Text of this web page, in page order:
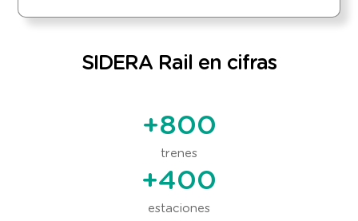
SIDERA Rail en cifras
+800
trenes
+400
estaciones